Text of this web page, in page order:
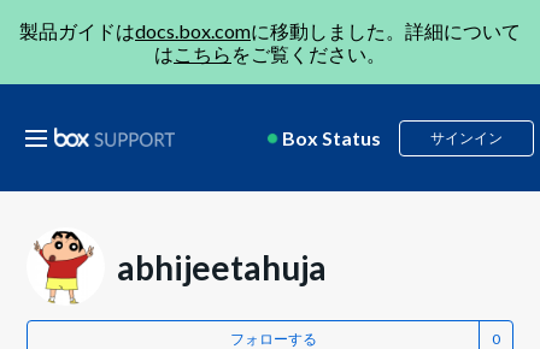
製品ガイドはdocs.box.comに移動しました。詳細について
はこちら をご覧ください。
Box Status サインイン
abhijeetahuja
フォローする